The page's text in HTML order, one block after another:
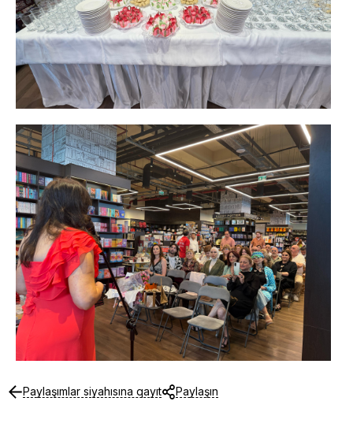
Paylaşımlar siyahısına qayıt Paylaşın